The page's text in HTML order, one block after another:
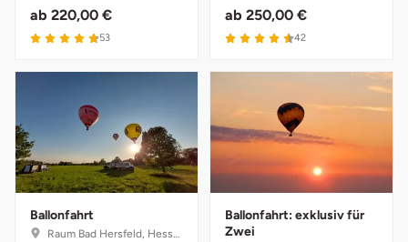
ab 220,00 €
53
ab 250,00 €
42
Ballonfahrt
Raum Bad Hersfeld, Hessen
Ballonfahrt: exklusiv für
Zwei
Darmstadt
Deggendorf
Dietzenbach
Dingolfing
Weimar
sächsische Schweiz